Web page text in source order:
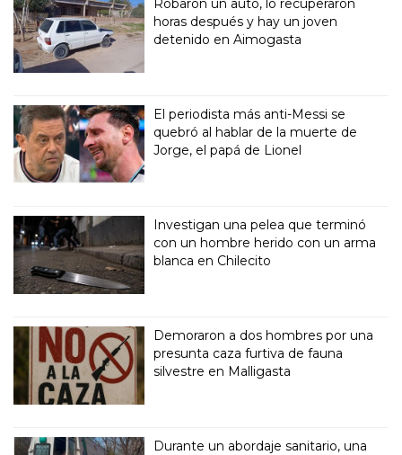
Robaron un auto, lo recuperaron
horas después y hay un joven
detenido en Aimogasta
El periodista más anti-Messi se
quebró al hablar de la muerte de
Jorge, el papá de Lionel
Investigan una pelea que terminó
con un hombre herido con un arma
blanca en Chilecito
Demoraron a dos hombres por una
presunta caza furtiva de fauna
silvestre en Malligasta
Durante un abordaje sanitario, una